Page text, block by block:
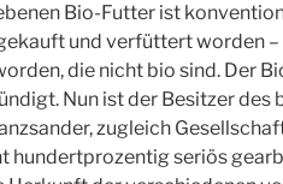
Bio-Futter ist
und verfüttert worden
die nicht bio sind. Der
Nun ist der Besitzer des
zugleich
hundertprozentig seriös